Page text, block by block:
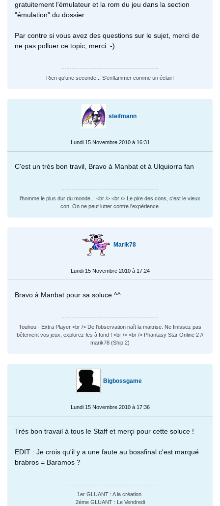
gratuitement l'émulateur et la rom du jeu dans la section
"émulation" du dossier.
Par contre si vous avez des questions sur le sujet, merci de
ne pas polluer ce topic, merci :-)
Rien qu'une seconde... S'enflammer comme un éclair!
steifmann
Lundi 15 Novembre 2010 à 16:31
C'est un très bon travil, Bravo à Manbat et à Ulquiorra fan
l'homme le plus dur du monde... <br /> <br /> Le pire des cons, c'est le vieux
con. On ne peut lutter contre l'expérience.
Marik78
Lundi 15 Novembre 2010 à 17:24
Bravo à Manbat pour sa soluce ^^
Touhou - Extra Player <br /> De l'observation naît la maitrise. Ne finissez pas
bêtement vos jeux, explorez-les à fond ! <br /> <br /> Phantasy Star Online 2 //
marik78 (Ship 2)
Bigbossgame
Lundi 15 Novembre 2010 à 17:36
Très bon travail à tous le Staff et merçi pour cette soluce !
EDIT : Je crois qu'il y a une faute au bossfinal c'est marqué
brabros = Baramos ?
1er GLUANT : A la création.
2éme GLUANT : Le Vendredi